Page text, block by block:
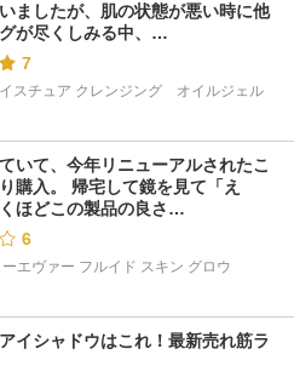
ましたが、肌の状態が悪い時に他
が尽くしみる中、…
7
スチュア クレンジング　オイルジェル
いて、今年リニューアルされたこ
購入。 帰宅して鏡を見て「え
ほどこの製品の良さ…
6
エヴァー フルイド スキン グロウ
イシャドウはこれ！最新売れ筋ラ